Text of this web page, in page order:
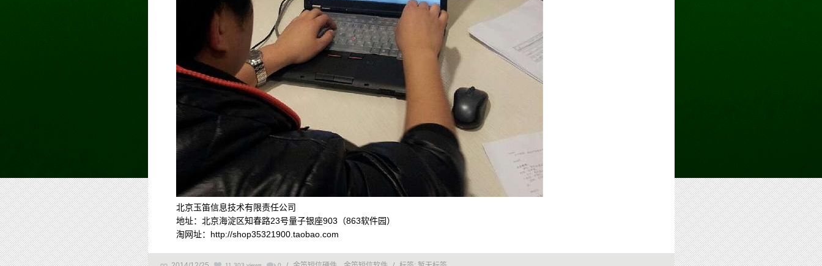
北京玉笛信息技术有限责任公司
地址：北京海淀区知春路23号量子银座903（863软件园）
淘网址：http://shop35321900.taobao.com